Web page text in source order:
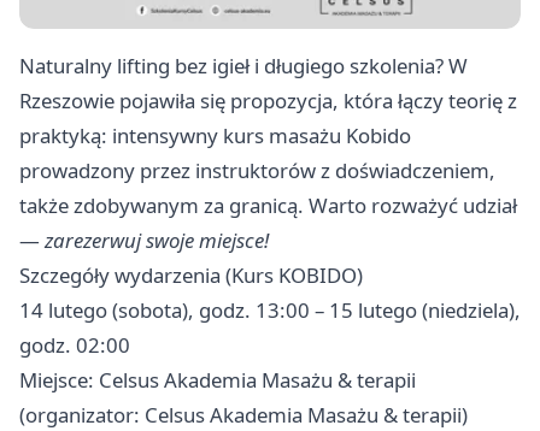
Naturalny lifting bez igieł i długiego szkolenia? W
Rzeszowie pojawiła się propozycja, która łączy teorię z
praktyką: intensywny kurs masażu Kobido
prowadzony przez instruktorów z doświadczeniem,
także zdobywanym za granicą. Warto rozważyć udział
—zarezerwuj swoje miejsce!
Szczegóły wydarzenia (Kurs KOBIDO)
14 lutego (sobota), godz. 13:00 – 15 lutego (niedziela),
godz. 02:00
Miejsce: Celsus Akademia Masażu & terapii
(organizator: Celsus Akademia Masażu & terapii)